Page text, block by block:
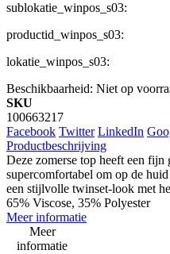
sublokatie_winpos_s03:
productid_winpos_s03:
lokatie_winpos_s03:
Beschikbaarheid: Niet op
SKU
100663217
Facebook Twitter LinkedIn
Productbeschrijving
Deze zomerse top heeft een fijn
supercomfortabel om op de
een stijlvolle twinset-look met
65% Viscose, 35% Polyester
Meer informatie
Meer
informatie